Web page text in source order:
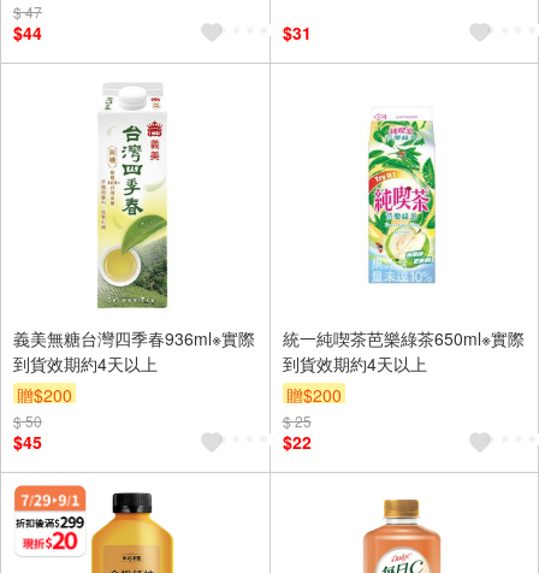
$ 47
$44 $31
義美無糖台灣四季春936ml※實際
到貨效期約4天以上
贈$200
$ 50
$45
統一純喫茶芭樂綠茶650ml※實際
到貨效期約4天以上
贈$200
$ 25
$22